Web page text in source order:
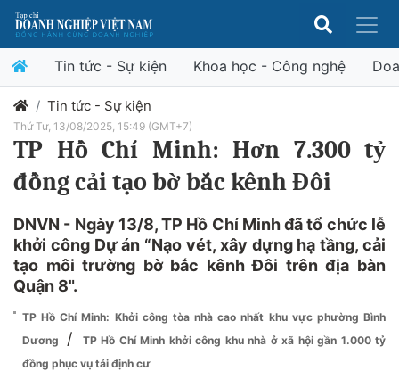
Tin tức - Sự kiện Khoa học - Công nghệ
Tin tức - Sự kiện
Thứ Tư, 13/08/2025, 15:49 (GMT+7)
TP Hồ Chí Minh: Hơn 7.300 tỷ
đồng cải tạo bờ bắc kênh Đôi
DNVN - Ngày 13/8, TP Hồ Chí Minh đã tổ chức lễ
khởi công Dự án “Nạo vét, xây dựng hạ tầng, cải
tạo môi trường bờ bắc kênh Đôi trên địa bàn
Quận 8".
TP Hồ Chí Minh: Khởi công tòa nhà cao nhất khu vực phường Bình
Dương
/
TP Hồ Chí Minh khởi công khu nhà ở xã hội gần 1.000 tỷ
đồng phục vụ tái định cư